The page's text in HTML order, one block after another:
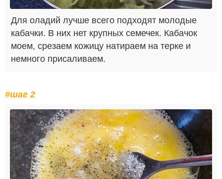
Для оладий лучше всего подходят молодые
кабачки. В них нет крупных семечек. Кабачок
моем, срезаем кожицу натираем на терке и
немного присаливаем.
#шаг 2